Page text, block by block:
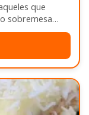
que
sobremesa